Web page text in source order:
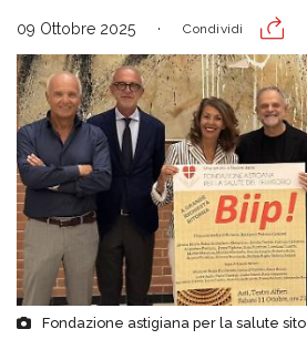
09 Ottobre 2025 Condividi
Fondazione astigiana per la salute sito